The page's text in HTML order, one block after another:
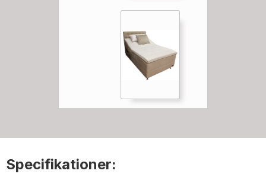
Specifikationer: